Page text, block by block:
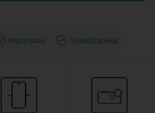
Importane Trakošćanska